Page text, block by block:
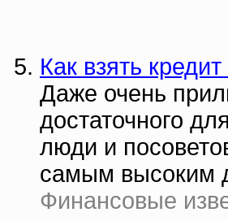
Как взять
Даже очень
достаточного
люди и
самым высоким
Финансовые